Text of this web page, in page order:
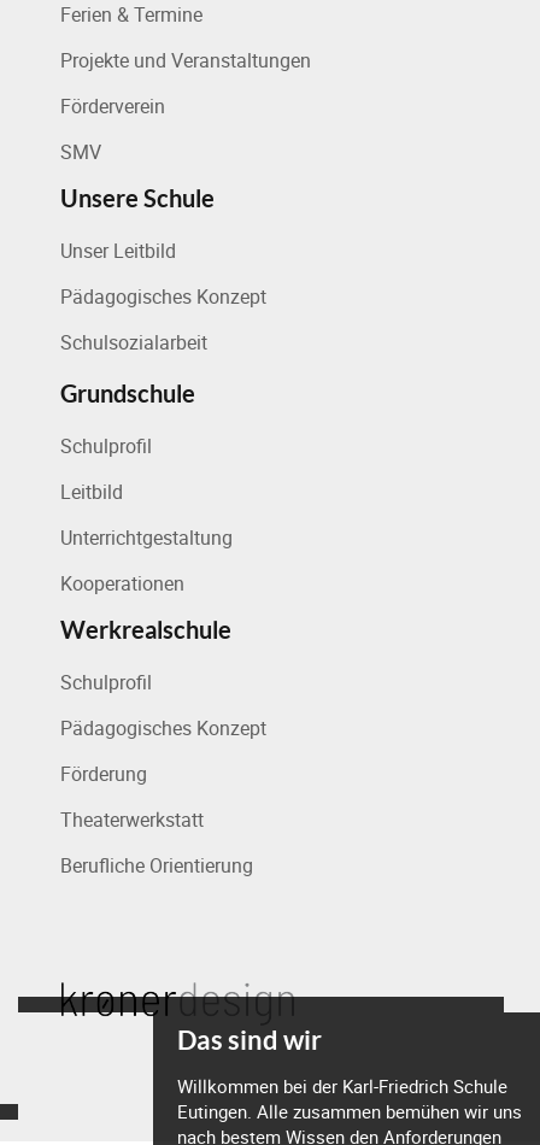
Das sind wir
Willkommen bei der Karl-Friedrich Schule
Eutingen. Alle zusammen bemühen wir uns
nach bestem Wissen den Anforderungen
Ferien & Termine
Projekte und Veranstaltungen
Förderverein
SMV
Unsere Schule
Unser Leitbild
Pädagogisches Konzept
Schulsozialarbeit
Grundschule
Schulprofil
Leitbild
Unterrichtgestaltung
Kooperationen
Werkrealschule
Schulprofil
Pädagogisches Konzept
Förderung
Theaterwerkstatt
Berufliche Orientierung